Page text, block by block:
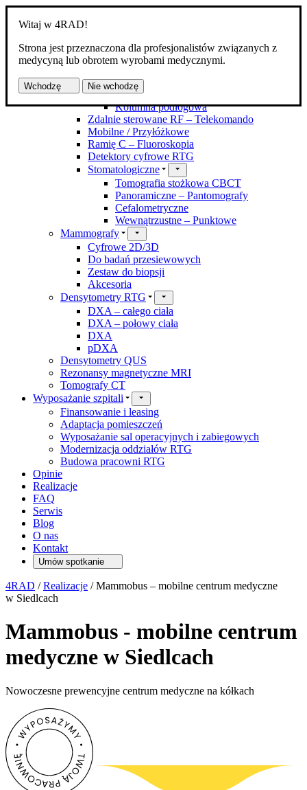
Witaj w 4RAD!
Strona jest przeznaczona dla profesjonalistów związanych z
medycyną lub obrotem wyrobami medycznymi.
Wchodzę Nie wchodzę
Produkty
Aparaty RTG
Kostno-płucne DR
Z zawieszeniem
Kolumna podłogowa
Zdalnie sterowane RF – Telekomando
Mobilne / Przyłóżkowe
Ramię C – Fluoroskopia
Detektory cyfrowe RTG
Stomatologiczne
Tomografia stożkowa CBCT
Panoramiczne – Pantomografy
Cefalometryczne
Wewnątrzustne – Punktowe
Mammografy
Cyfrowe 2D/3D
Do badań przesiewowych
Zestaw do biopsji
Akcesoria
Densytometry RTG
DXA – całego ciała
DXA – połowy ciała
DXA
pDXA
Densytometry QUS
Rezonansy magnetyczne MRI
Tomografy CT
Wyposażanie szpitali
Finansowanie i leasing
Adaptacja pomieszczeń
Wyposażanie sal operacyjnych i zabiegowych
Modernizacja oddziałów RTG
Budowa pracowni RTG
Opinie
Realizacje
FAQ
Serwis
Blog
O nas
Kontakt
Umów spotkanie
4RAD /Realizacje /Mammobus – mobilne centrum medyczne
w Siedlcach
Mammobus - mobilne centrum
medyczne w Siedlcach
Nowoczesne prewencyjne centrum medyczne na kółkach